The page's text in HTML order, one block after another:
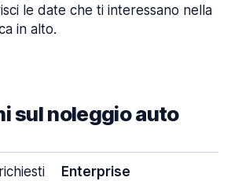
le date che ti interessano nella
in alto.
sul noleggio auto
Enterprise